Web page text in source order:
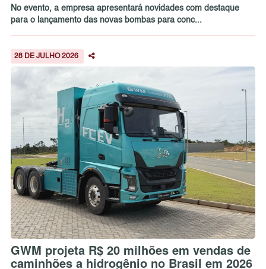
No evento, a empresa apresentará novidades com destaque
para o lançamento das novas bombas para conc...
28 DE JULHO 2026
GWM projeta R$ 20 milhões em vendas de
caminhões a hidrogênio no Brasil em 2026